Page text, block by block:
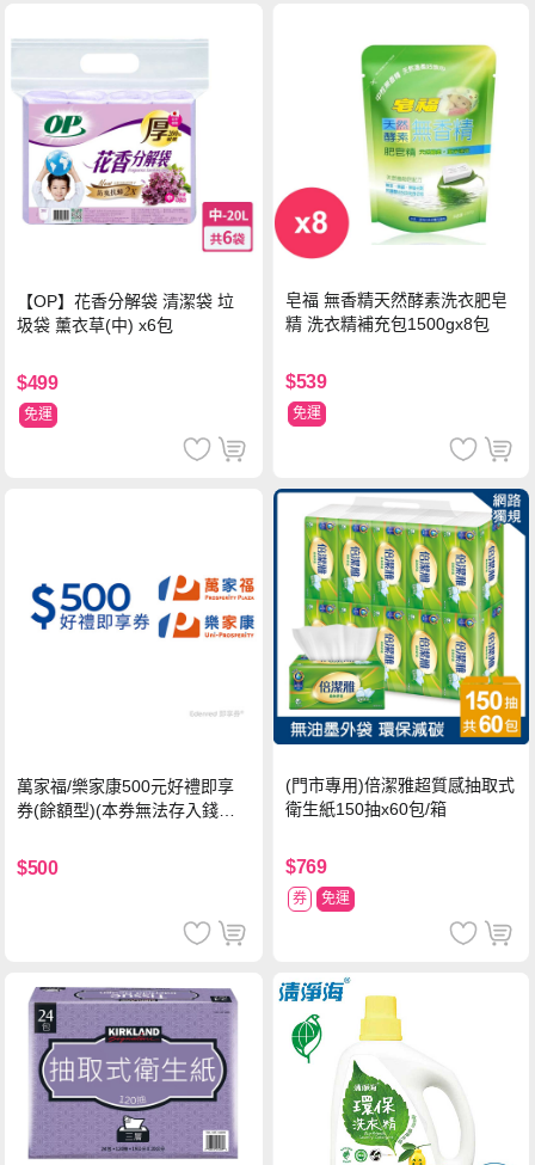
【OP】花香分解袋 清潔袋 垃
圾袋 薰衣草(中) x6包
$499
免運
皂福 無香精天然酵素洗衣肥皂
精 洗衣精補充包1500gx8包
$539
免運
萬家福/樂家康500元好禮即享
券(餘額型)(本券無法存入錢包
$500
(門市專用)倍潔雅超質感抽取式
衛生紙150抽x60包/箱
$769
券 免運